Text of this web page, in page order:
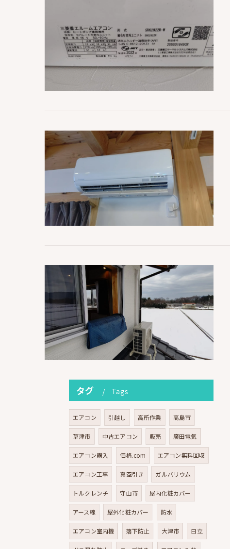
タグ Tags
エアコン 引越し 高所作業 高島市
草津市 中古エアコン 販売 廣田電気
エアコン購入 価格.com エアコン無料回収
エアコン工事 真空引き ガルバリウム
トルクレンチ 守山市 屋内化粧カバー
アース線 屋外化粧カバー 防水
エアコン室内機 落下防止 大津市 日立